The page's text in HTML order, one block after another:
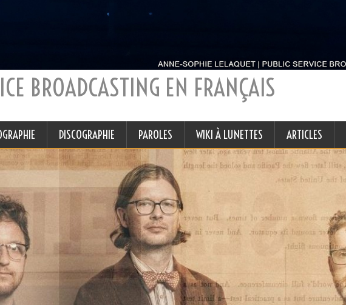
BROADCASTING EN FRANÇAIS
DISCOGRAPHIE PAROLES WIKI À LUNETTES ARTICLES